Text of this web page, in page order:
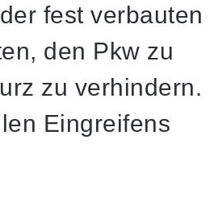
fest verbauten
den Pkw zu
zu verhindern.
Eingreifens